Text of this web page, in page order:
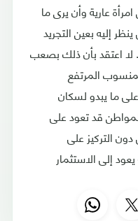
عارية وأن يرى ما
إليه بعين التجريد
لا اعتقد بأن ذلك بصعب
المرتفع
ما يبدو لسكان
قد تعود على
التركيز على
إلى الاستثمار